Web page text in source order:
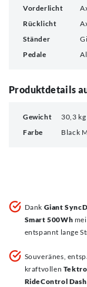
Vorderlicht
Rücklicht
Ständer
Pedale
Produktdetails
Gewicht
30,3 kg
Farbe
Black
Dank Giant
Smart 500Wh
entspannt lange
Souveränes,
kraftvollen
RideControl Dash